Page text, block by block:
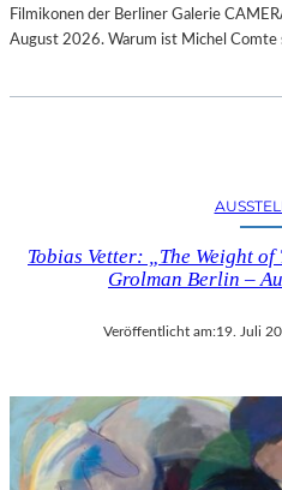
Filmikonen der Berliner Galerie
August 2026. Warum ist Michel Comte
Tobias Vetter: „The Weight
Grolman Berlin –
Veröffentlicht am:19. Juli